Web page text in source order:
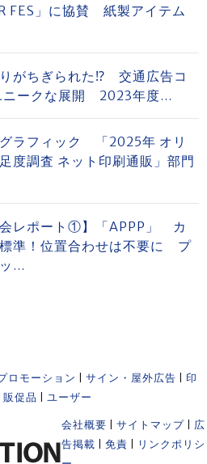
FES」に協賛 紙製アイテム
がちぎられた⁉ 交通広告コ
ニークな展開 2023年度...
ラフィック 「2025年 オリ
度調査 ネット印刷通販」部門
会レポート①】「APPP」 カ
準！位置合わせは不要に プ
...
ロモーション サイン・屋外広告
印
販促品 ユーザー
会社概要 サイトマップ
広
告掲載
免責
リンクポリシ